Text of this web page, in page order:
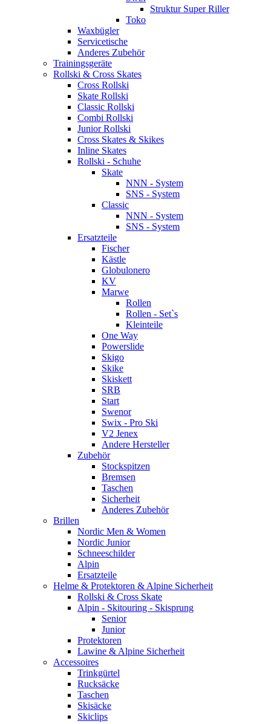
Struktur Super Riller
Toko
Waxbügler
Servicetische
Anderes Zubehör
Trainingsgeräte
Rollski & Cross Skates
Cross Rollski
Skate Rollski
Classic Rollski
Combi Rollski
Junior Rollski
Cross Skates & Skikes
Inline Skates
Rollski - Schuhe
Skate
NNN - System
SNS - System
Classic
NNN - System
SNS - System
Ersatzteile
Fischer
Kästle
Globulonero
KV
Marwe
Rollen
Rollen - Set`s
Kleinteile
One Way
Powerslide
Skigo
Skike
Skiskett
SRB
Start
Swenor
Swix - Pro Ski
V2 Jenex
Andere Hersteller
Zubehör
Stockspitzen
Bremsen
Taschen
Sicherheit
Anderes Zubehör
Brillen
Nordic Men & Women
Nordic Junior
Schneeschilder
Alpin
Ersatzteile
Helme & Protektoren & Alpine Sicherheit
Rollski & Cross Skate
Alpin - Skitouring - Skisprung
Senior
Junior
Protektoren
Lawine & Alpine Sicherheit
Accessoires
Trinkgürtel
Rucksäcke
Taschen
Skisäcke
Skiclips